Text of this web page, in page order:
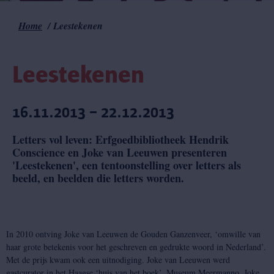
Kruimelpad
Home Leestekenen
Leestekenen
16.11.2013 – 22.12.2013
Letters vol leven: Erfgoedbibliotheek Hendrik
Conscience en Joke van Leeuwen presenteren
'Leestekenen', een tentoonstelling over letters als
beeld, en beelden die letters worden.
In 2010 ontving Joke van Leeuwen de Gouden Ganzenveer, ‘omwille van
haar grote betekenis voor het geschreven en gedrukte woord in Nederland’.
Met de prijs kwam ook een uitnodiging. Joke van Leeuwen werd